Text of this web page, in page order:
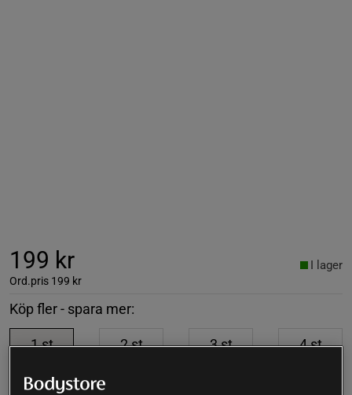
199 kr
Ord.pris 199 kr
I lager
Köp fler - spara mer:
1st
2st
3st
4st